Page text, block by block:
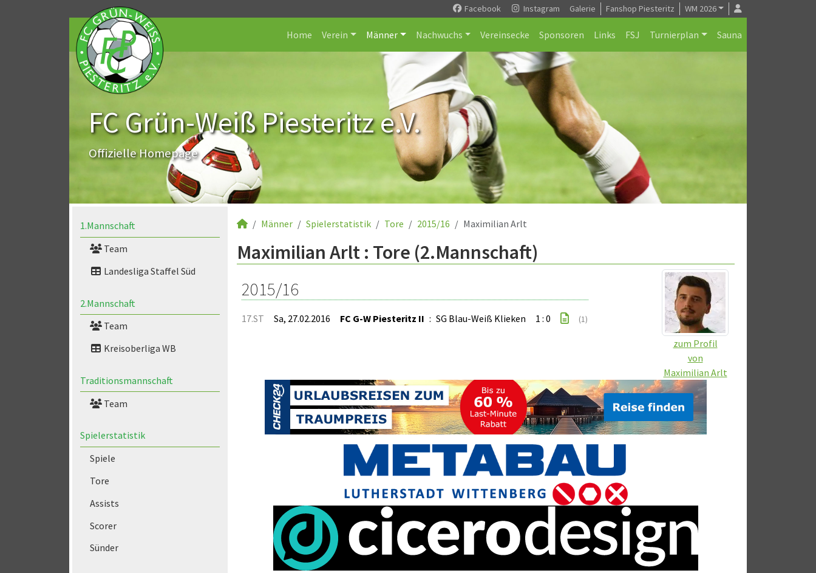
Facebook Instagram Galerie Fanshop Piesteritz WM 2026
Home Verein Männer Nachwuchs Vereinsecke Sponsoren Links FSJ Turnierplan Sauna
FC Grün-Weiß Piesteritz e.V.
Offizielle Homepage
1.Mannschaft
Team
Landesliga Staffel Süd
2.Mannschaft
Team
Kreisoberliga WB
Traditionsmannschaft
Team
Spielerstatistik
Spiele
Tore
Assists
Scorer
Sünder
Männer Spielerstatistik Tore 2015/16 Maximilian Arlt
Maximilian Arlt : Tore (2.Mannschaft)
zum Profil
von
Maximilian Arlt
2015/16
17.ST Sa, 27.02.2016 FC G-W Piesteritz II : SG Blau-Weiß Klieken 1 : 0 (1)